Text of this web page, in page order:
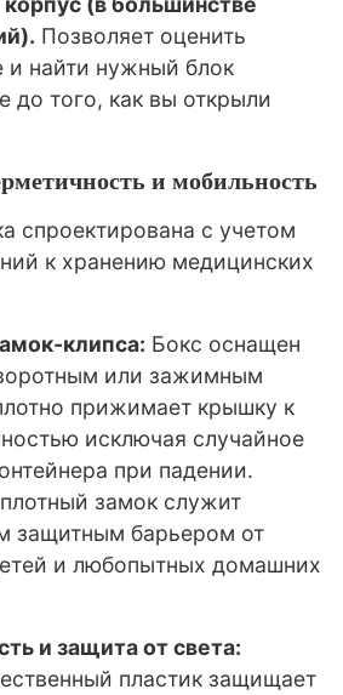
Позволяет оценить
найти нужный блок
до того, как вы открыли
и мобильность
спроектирована с учетом
к хранению медицинских
клипса: Бокс оснащен
или зажимным
прижимает крышку к
исключая случайное
при падении.
замок служит
защитным барьером от
и любопытных домашних
и защита от света:
пластик защищает